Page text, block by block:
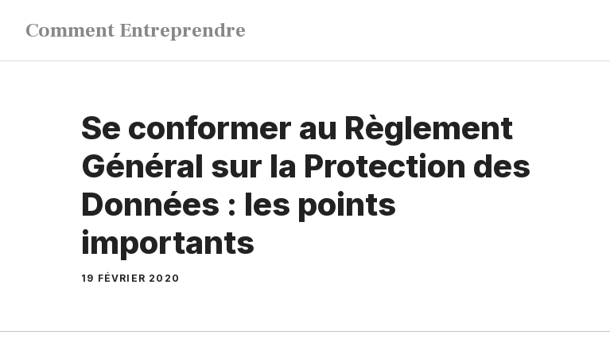
contenu
Comment Entreprendre
Se conformer au Règlement
Général sur la Protection des
Données : les points
importants
19 FÉVRIER 2020